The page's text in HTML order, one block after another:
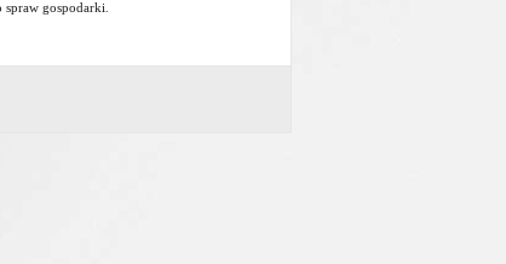
spraw gospodarki